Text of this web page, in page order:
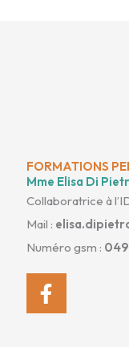
FORMATIONS
Mme Elisa Di
Collaboratrice à
Mail :
Numéro gsm :
Facebook-
f